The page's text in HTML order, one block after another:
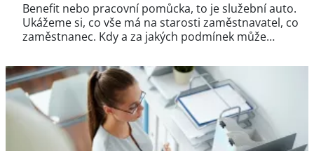
Benefit nebo pracovní pomůcka, to je služební auto.
Ukážeme si, co vše má na starosti zaměstnavatel, co
zaměstnanec. Kdy a za jakých podmínek může…